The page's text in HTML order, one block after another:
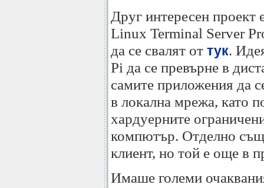
Друг интересен проект
Linux Terminal Server
да се свалят от тук.
Pi да се превърне в
самите приложения да
в локална мрежа, като
хардуерните
компютър. Отделно
клиент, но той е още в
Имаше големи